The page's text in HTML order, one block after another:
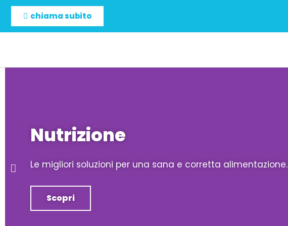
chiama subito
Nutrizione
Le migliori soluzioni per una sana e corretta alimentazione.
Scopri